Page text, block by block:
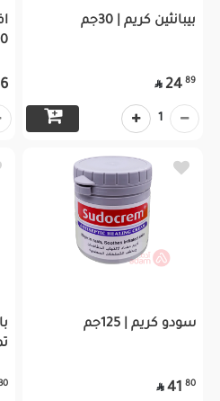
بيبانثين كريم | 30جم
89
24

1
سودو كريم | 125جم
80
41
